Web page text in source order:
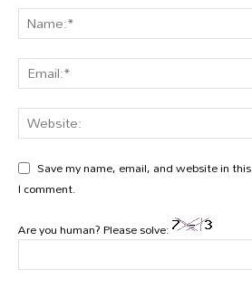
Save my name, email, and website in
I comment.
Are you human? Please solve: